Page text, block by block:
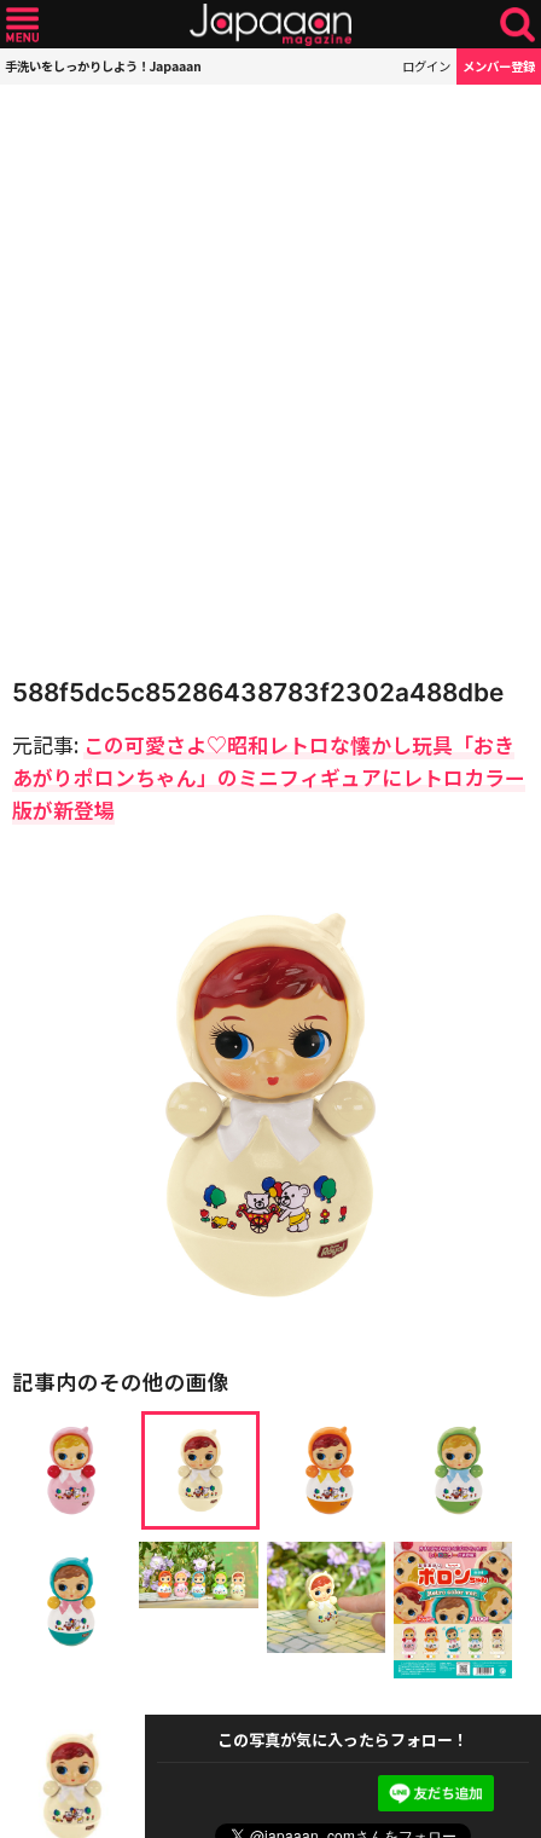
手洗いをしっかりしよう！Japaaan ログイン メンバー登録
588f5dc5c85286438783f2302a488dbe
元記事: この可愛さよ♡昭和レトロな懐かし玩具「おき
あがりポロンちゃん」のミニフィギュアにレトロカラー
版が新登場
記事内のその他の画像
この写真が気に入ったらフォロー！